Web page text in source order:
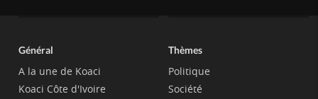
Général
A la une de Koaci
Koaci Côte d'Ivoire
Thèmes
Politique
Société